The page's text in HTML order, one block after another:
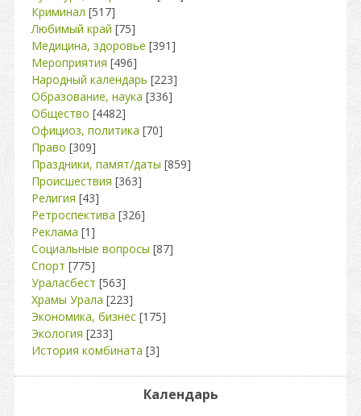
Криминал [517]
Любимый край [75]
Медицина, здоровье [391]
Мероприятия [496]
Народный календарь [223]
Образование, наука [336]
Общество [4482]
Официоз, политика [70]
Право [309]
Праздники, памят/даты [859]
Происшествия [363]
Религия [43]
Ретроспектива [326]
Реклама [1]
Социальные вопросы [87]
Спорт [775]
Ураласбест [563]
Храмы Урала [223]
Экономика, бизнес [175]
Экология [233]
История комбината [3]
Календарь